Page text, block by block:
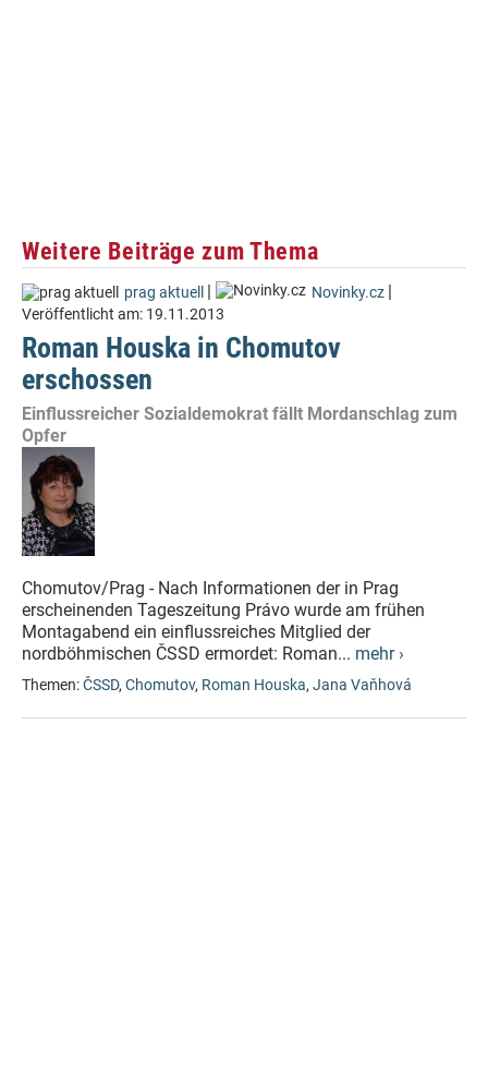
Weitere Beiträge zum Thema
prag aktuell | Novinky.cz |
Veröffentlicht am: 19.11.2013
Roman Houska in Chomutov
erschossen
Einflussreicher Sozialdemokrat fällt Mordanschlag zum
Opfer
Chomutov/Prag - Nach Informationen der in Prag
erscheinenden Tageszeitung Právo wurde am frühen
Montagabend ein einflussreiches Mitglied der
nordböhmischen ČSSD ermordet: Roman... mehr ›
Themen:ČSSD, Chomutov, Roman Houska, Jana Vaňhová